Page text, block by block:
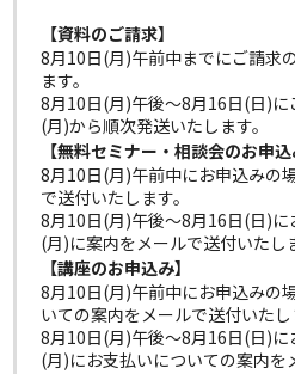
【資料のご請求】
8月10日(月)午前中までにご請求
ます。
8月10日(月)午後～8月16日(日)に
(月)から順次発送いたします。
【無料セミナー・相談会のお申込
8月10日(月)午前中にお申込みの
で送付いたします。
8月10日(月)午後～8月16日(日)
(月)に案内をメールで送付いたし
【講座のお申込み】
8月10日(月)午前中にお申込みの
いての案内をメールで送付いたし
8月10日(月)午後～8月16日(日)
(月)にお支払いについての案内を